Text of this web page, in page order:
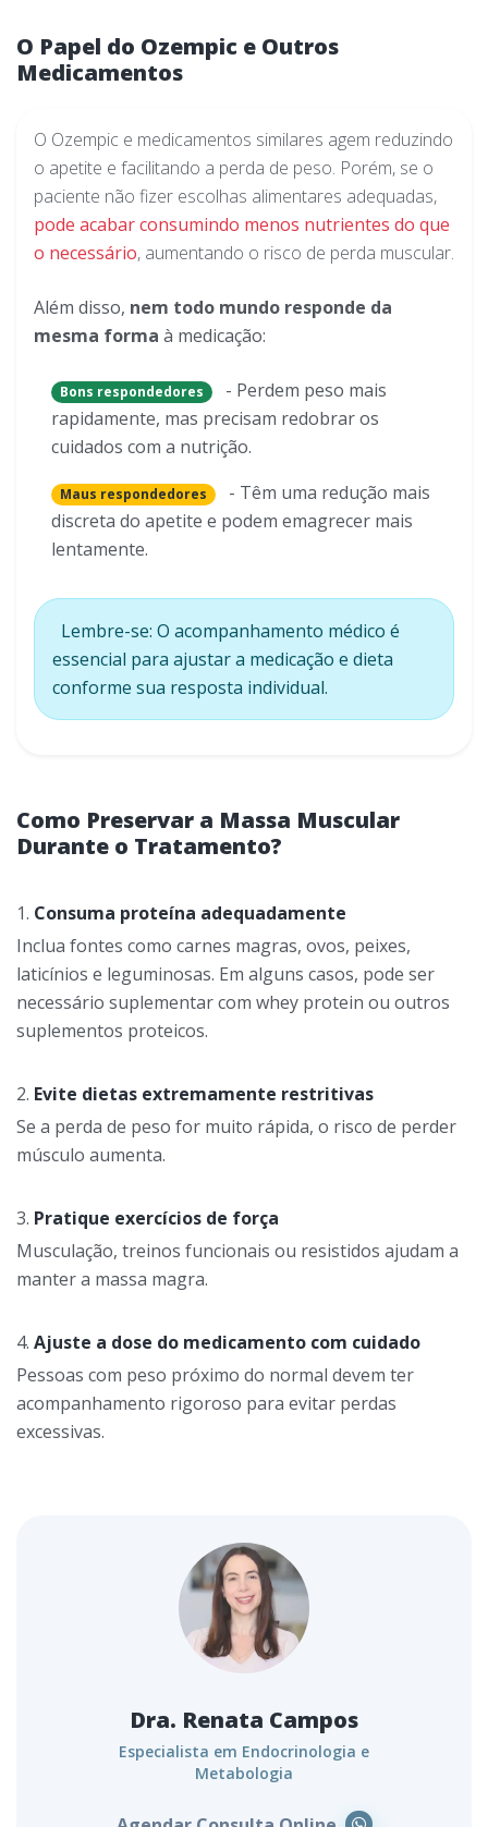
O Papel do Ozempic e Outros
Medicamentos
O Ozempic e medicamentos similares agem reduzindo
o apetite e facilitando a perda de peso. Porém, se o
paciente não fizer escolhas alimentares adequadas,
pode acabar consumindo menos nutrientes do que
o necessário, aumentando o risco de perda muscular.
Além disso, nem todo mundo responde da
mesma forma à medicação:
Bons respondedores
- Perdem peso mais
rapidamente, mas precisam redobrar os
cuidados com a nutrição.
Maus respondedores
- Têm uma redução mais
discreta do apetite e podem emagrecer mais
lentamente.
Lembre-se: O acompanhamento médico é
essencial para ajustar a medicação e dieta
conforme sua resposta individual.
Como Preservar a Massa Muscular
Durante o Tratamento?
Consuma proteína adequadamente
Inclua fontes como carnes magras, ovos, peixes,
laticínios e leguminosas. Em alguns casos, pode ser
necessário suplementar com whey protein ou outros
suplementos proteicos.
Evite dietas extremamente restritivas
Se a perda de peso for muito rápida, o risco de perder
músculo aumenta.
Pratique exercícios de força
Musculação, treinos funcionais ou resistidos ajudam a
manter a massa magra.
Ajuste a dose do medicamento com cuidado
Pessoas com peso próximo do normal devem ter
acompanhamento rigoroso para evitar perdas
excessivas.
Dra. Renata Campos
Especialista em Endocrinologia e
Metabologia